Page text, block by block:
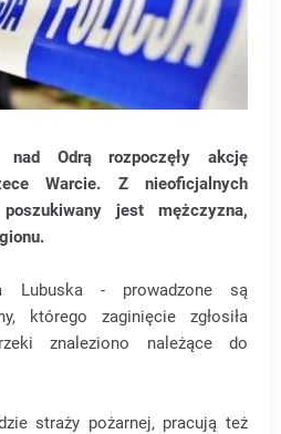
Odrą rozpoczęły akcję
Warcie. Z nieoficjalnych
jest mężczyzna,
Lubuska - prowadzone są
którego zaginięcie zgłosiła
znaleziono należące do
straży pożarnej, pracują też